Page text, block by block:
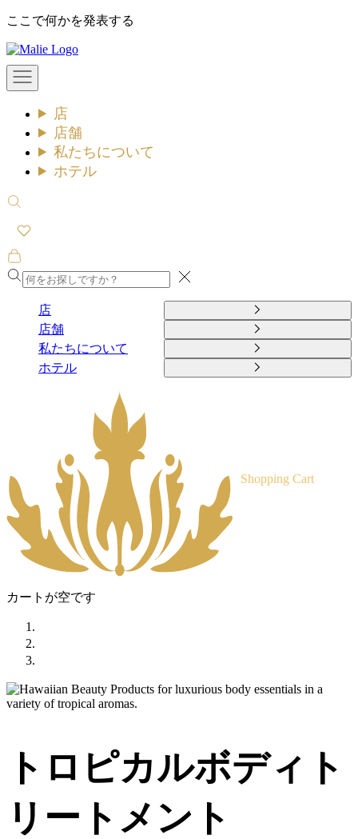
コ
テ
ン
ツ
ここで何かを発表する
Malie
メ
ニ
店
店舗
私たちについて
ホテル
検
を
開
く
カ
ー
閉
店
店舗
私たちについて
ホテル
Shopping Cart
カートが空です
トロピカルボディト
リートメント